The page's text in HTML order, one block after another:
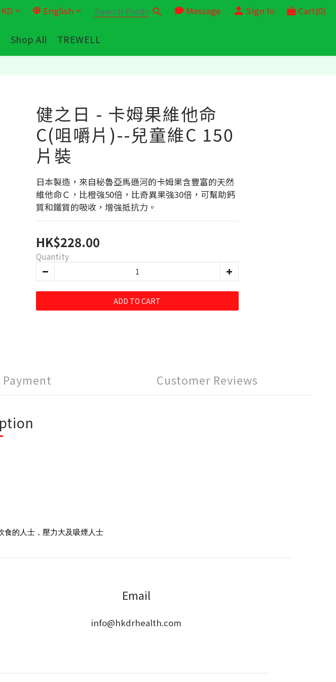
English Message Sign In Cart(0)
Shop All TREWELL
健之日 - 卡姆果維他命
C(咀嚼片)--兒童維C 150
片裝
日本製造，來自秘魯亞馬遜河的卡姆果含豐富的天然
維他命Ｃ，比橙強50倍，比奇異果強30倍，可幫助鈣
質和鐵質的吸收，增強抵抗力。
HK$228.00
Quantity
ADD TO CART
Customer Reviews
食的人士，壓力大及吸煙人士
Email
info@hkdrhealth.com